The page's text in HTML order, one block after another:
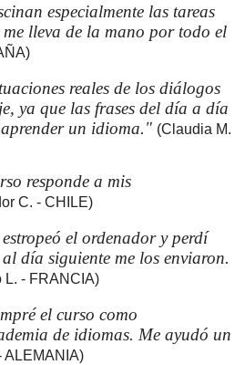
especialmente las tareas
lleva de la mano por todo el
reales de los diálogos
ya que las frases del día a día
un idioma." (Claudia M.
responde a mis
C. - CHILE)
estropeó el ordenador y perdí
día siguiente me los enviaron.
L. - FRANCIA)
el curso como
de idiomas. Me ayudó un
ALEMANIA)